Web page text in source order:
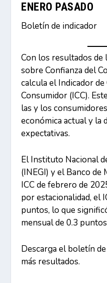
ENERO PASADO
Boletín de indicador
Con los resultados de
sobre Confianza del
calcula el Indicador
Consumidor (ICC).
las y los
económica actual y la
expectativas.
El Instituto Nacional
(INEGI) y el Banco de
ICC de febrero de
por estacionalidad, el
puntos, lo que
mensual de 0.3
Descarga el boletín
más resultados.